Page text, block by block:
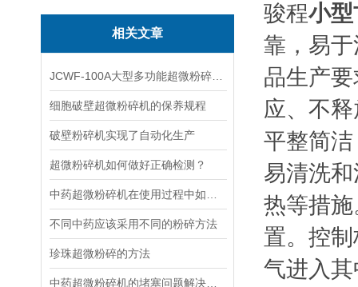
相关文章
细胞破壁超微粉碎机的保养规程
破壁粉碎机实现了自动化生产
超微粉碎机如何做好正确检测？
不同中药应该采用不同的粉碎方法
珍珠超微粉碎的方法
骏程小
靠，易
品生产
应、不
平整简
易清洗
热等措
置。控
气进入